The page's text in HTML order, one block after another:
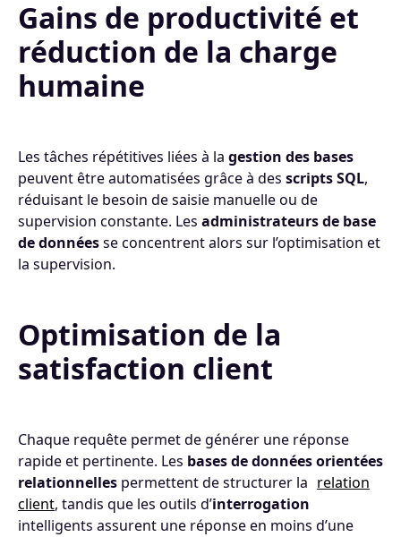
Gains de productivité et
réduction de la charge
humaine
Les tâches répétitives liées à la gestion des bases
peuvent être automatisées grâce à des scripts SQL,
réduisant le besoin de saisie manuelle ou de
supervision constante. Les administrateurs de base
de donnéesse concentrent alors sur l’optimisation et
la supervision.
Optimisation de la
satisfaction client
Chaque requête permet de générer une réponse
rapide et pertinente. Les bases de données orientées
relationnelles permettent de structurer la relation
client, tandis que les outils d’interrogation
intelligents assurent une réponse en moins d’une